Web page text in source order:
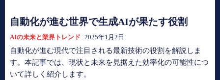
自動化が進む世界で生成AIが果たす役割
AIの未来と業界トレンド 2025年1月2日
自動化が進む現代で注目される最新技術の役割を解説しま
す。本記事では、現状と未来を見据えた効率化の可能性につ
いて詳しく紹介します。